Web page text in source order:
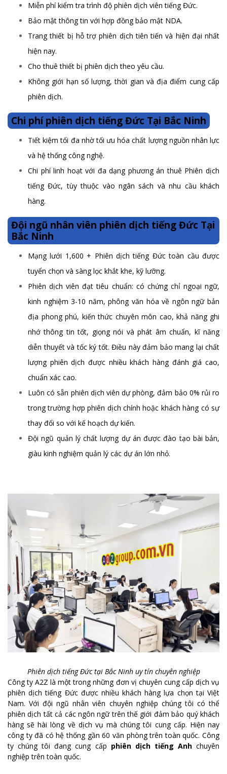
Miễn phí kiểm tra trình độ phiên dịch viên tiếng Đức.
Bảo mật thông tin với hợp đồng bảo mật NDA.
Trang thiết bị hỗ trợ phiên dịch tiên tiến và hiện đại nhất
hiện nay.
Cho thuê thiết bị phiên dịch theo yêu cầu.
Không giới hạn số lượng, thời gian và địa điểm cung cấp
phiên dịch.
Chi phí phiên dịch tiếng Đức Tại Bắc Ninh
Tiết kiệm tối đa nhờ tối ưu hóa chất lượng nguồn nhân lực
và hệ thống công nghệ.
Chi phí linh hoạt với đa dạng phương án thuê Phiên dịch
tiếng Đức, tùy thuộc vào ngân sách và nhu cầu khách
hàng.
Đội ngũ nhân viên phiên dịch tiếng Đức Tại
Bắc Ninh
Mạng lưới 1,600 + Phiên dịch tiếng Đức toàn cầu được
tuyển chọn và sàng lọc khắt khe, kỹ lưỡng.
Phiên dịch viên đạt tiêu chuẩn: có chứng chỉ ngoại ngữ,
kinh nghiệm 3-10 năm, phông văn hóa về ngôn ngữ bản
địa phong phú, kiến thức chuyên môn cao, khả năng ghi
nhớ thông tin tốt, giọng nói và phát âm chuẩn, kĩ năng
diễn thuyết và tốc ký tốt. Điều này đảm bảo mang lại chất
lượng phiên dịch được nhiều khách hàng đánh giá cao,
chuẩn xác cao.
Luôn có sẵn phiên dịch viên dự phòng, đảm bảo 0% rủi ro
trong trường hợp phiên dịch chính hoặc khách hàng có sự
thay đổi so với kế hoạch dự kiến.
Đội ngũ quản lý chất lượng dự án được đào tạo bài bản,
giàu kinh nghiệm quản lý các dự án lớn nhỏ.
Phiên dịch tiếng Đức tại Bắc Ninh uy tín chuyên nghiệp
Công ty A2Z là một trong những đơn vị chuyên cung cấp dịch vụ
phiên dịch tiếng Đức được nhiều khách hàng lựa chọn tại Việt
Nam. Với đội ngũ nhân viên chuyên nghiệp chúng tôi có thể
phiên dịch tất cả các ngôn ngữ trên thế giới đảm bảo quý khách
hàng sẽ hài lòng về dịch vụ mà chúng tôi cung cấp. Hiện nay
công ty đã có hệ thống gần 60 văn phòng trên toàn quốc. Công
ty chúng tôi đang cung cấp phiên dịch tiếng Anhchuyên
nghiệp trên toàn quốc.